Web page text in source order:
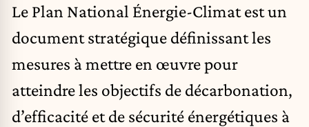
Le Plan National Énergie-Climat est un
document stratégique définissant les
mesures à mettre en œuvre pour
atteindre les objectifs de décarbonation,
d’efficacité et de sécurité énergétiques à